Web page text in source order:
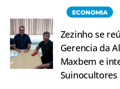
ECONOMIA
Zezinho se
Gerencia da
Maxbem e